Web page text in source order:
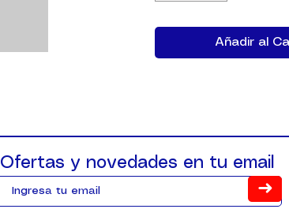
Añadir al
Ofertas y novedades en tu email
➜